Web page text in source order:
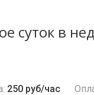
суток в
250 руб/час